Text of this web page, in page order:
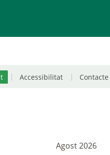
Accessibilitat Contacte
Agost 2026